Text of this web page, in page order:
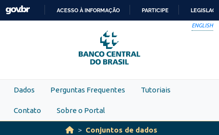
Skip to main content
PARA
O
CONTEÚDO
ACESSO À INFORMAÇÃO PARTICIPE
ENGLISH
Dados Perguntas Frequentes Tutoriais
Contato Sobre o Portal
Conjuntos de dados